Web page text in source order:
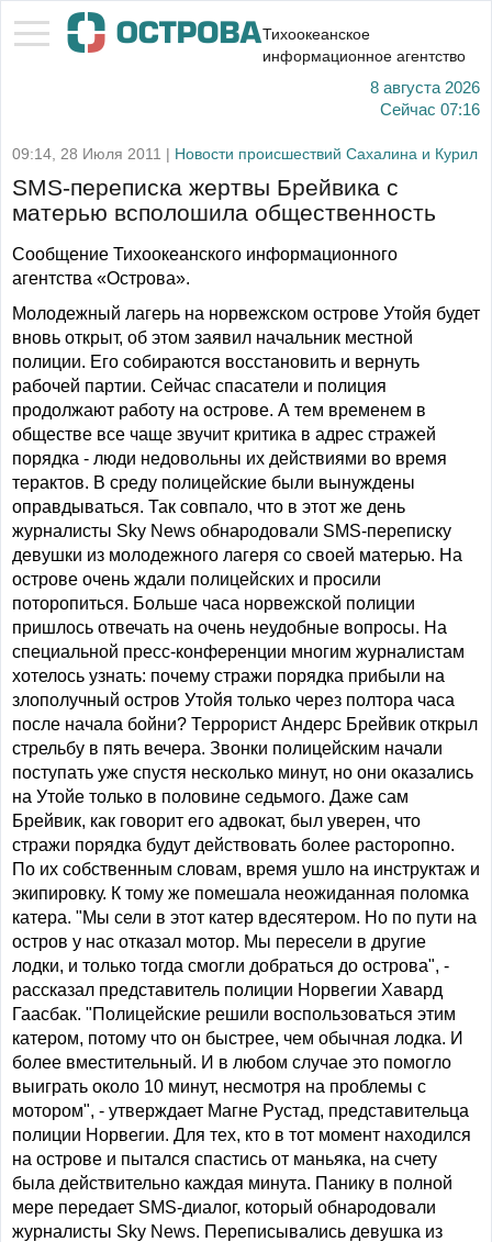
Тихоокеанское
информационное агентство
8 августа 2026
Сейчас 07:16
09:14, 28 Июля 2011 | Новости происшествий Сахалина и Курил
SMS-переписка жертвы Брейвика с
матерью всполошила общественность
Сообщение Тихоокеанского информационного
агентства «Острова».
Молодежный лагерь на норвежском острове Утойя будет
вновь открыт, об этом заявил начальник местной
полиции. Его собираются восстановить и вернуть
рабочей партии. Сейчас спасатели и полиция
продолжают работу на острове. А тем временем в
обществе все чаще звучит критика в адрес стражей
порядка - люди недовольны их действиями во время
терактов. В среду полицейские были вынуждены
оправдываться. Так совпало, что в этот же день
журналисты Sky News обнародовали SMS-переписку
девушки из молодежного лагеря со своей матерью. На
острове очень ждали полицейских и просили
поторопиться. Больше часа норвежской полиции
пришлось отвечать на очень неудобные вопросы. На
специальной пресс-конференции многим журналистам
хотелось узнать: почему стражи порядка прибыли на
злополучный остров Утойя только через полтора часа
после начала бойни? Террорист Андерс Брейвик открыл
стрельбу в пять вечера. Звонки полицейским начали
поступать уже спустя несколько минут, но они оказались
на Утойе только в половине седьмого. Даже сам
Брейвик, как говорит его адвокат, был уверен, что
стражи порядка будут действовать более расторопно.
По их собственным словам, время ушло на инструктаж и
экипировку. К тому же помешала неожиданная поломка
катера. "Мы сели в этот катер вдесятером. Но по пути на
остров у нас отказал мотор. Мы пересели в другие
лодки, и только тогда смогли добраться до острова", -
рассказал представитель полиции Норвегии Хавард
Гаасбак. "Полицейские решили воспользоваться этим
катером, потому что он быстрее, чем обычная лодка. И
более вместительный. И в любом случае это помогло
выиграть около 10 минут, несмотря на проблемы с
мотором", - утверждает Магне Рустад, представительца
полиции Норвегии. Для тех, кто в тот момент находился
на острове и пытался спастись от маньяка, на счету
была действительно каждая минута. Панику в полной
мере передает SMS-диалог, который обнародовали
журналисты Sky News. Переписывались девушка из